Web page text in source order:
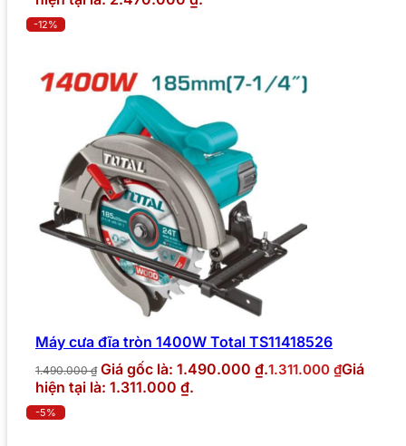
-12%
Máy cưa đĩa tròn 1400W Total TS11418526
1.490.000₫ Giá gốc là: 1.490.000 ₫.1.311.000 ₫Giá
hiện tại là: 1.311.000 ₫.
-5%